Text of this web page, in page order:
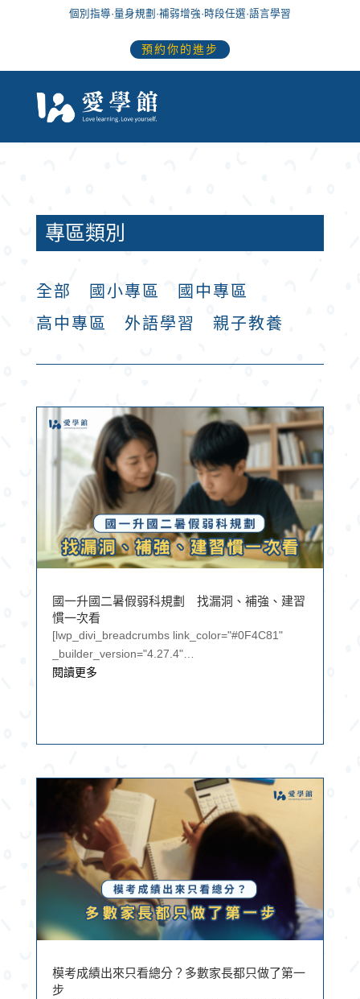
個別指導·量身規劃 ·補弱增強·時段任選·語言學習
預約你的進步
專區類別
全部 國小專區
國中專區
高中專區
外語學習 親子教養
國一升國二暑假弱科規劃 找漏洞、補強、建習
慣一次看
[lwp_divi_breadcrumbs link_color="#0F4C81"
_builder_version="4.27.4"
_module_preset="default"...
閱讀更多
模考成績出來只看總分？多數家長都只做了第一
步